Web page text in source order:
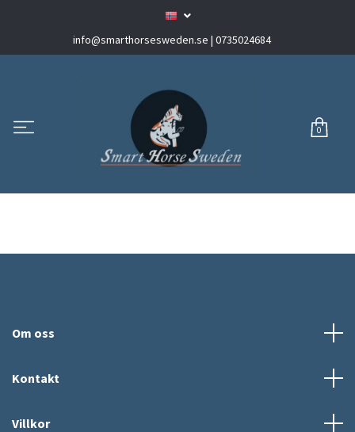
info@smarthorsesweden.se | 0735024684
0
Om oss
Kontakt
Villkor